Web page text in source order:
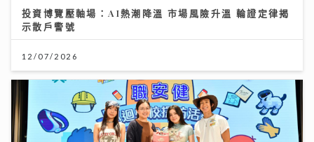
投資博覽壓軸場：AI熱潮降溫 市場風險升溫 輪證定律揭
示散戶警號
12/07/2026